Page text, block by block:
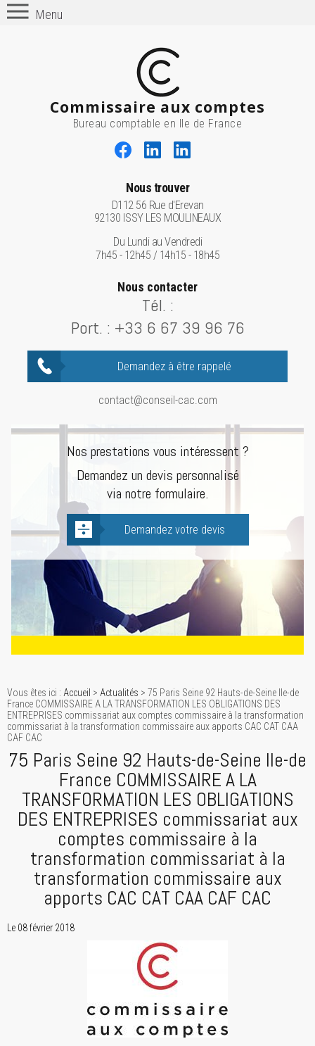
Menu
Commissaire aux comptes
Bureau comptable en Ile de France
Nous trouver
D112 56 Rue d'Erevan
92130 ISSY LES MOULINEAUX
Du Lundi au Vendredi
7h45 - 12h45 / 14h15 - 18h45
Nous contacter
Tél. :
Port. : +33 6 67 39 96 76
Demandez à être rappelé
contact@conseil-cac.com
Nos prestations vous intéressent ?
Demandez un devis personnalisé
via notre formulaire.
Demandez votre devis
Vous êtes ici : Accueil > Actualités > 75 Paris Seine 92 Hauts-de-Seine Ile-de
France COMMISSAIRE A LA TRANSFORMATION LES OBLIGATIONS DES
ENTREPRISES commissariat aux comptes commissaire à la transformation
commissariat à la transformation commissaire aux apports CAC CAT CAA
CAF CAC
75 Paris Seine 92 Hauts-de-Seine Ile-de
France COMMISSAIRE A LA
TRANSFORMATION LES OBLIGATIONS
DES ENTREPRISES commissariat aux
comptes commissaire à la
transformation commissariat à la
transformation commissaire aux
apports CAC CAT CAA CAF CAC
Le 08 février 2018